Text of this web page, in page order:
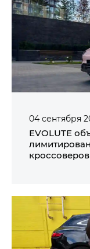
04 сентября
EVOLUTE